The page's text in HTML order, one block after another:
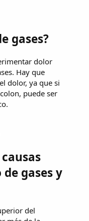
gases?
dolor
Hay que
dolor, ya que si
puede ser
gases y
del